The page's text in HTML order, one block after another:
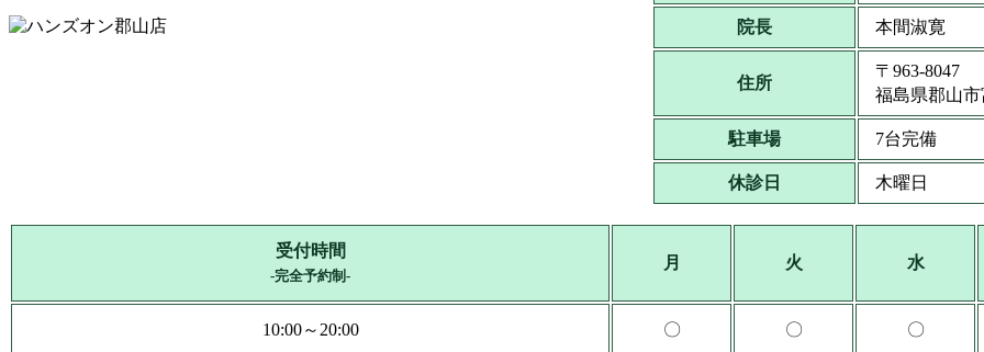
院長 本間淑寛
住所
〒963-8047
福島県郡山市
駐車場 7台完備
休診日 木曜日
受付時間
-完全予約制-
月 火 水
10:00～20:00 〇 〇 〇